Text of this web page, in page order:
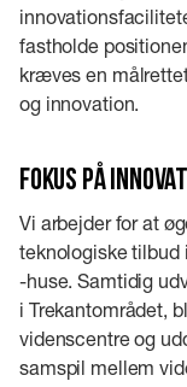
fastholde
kræves en
og innovation.
Fokus på
Vi arbejder for at
teknologiske tilbud
-huse. Samtidig
i Trekantområdet,
videnscentre og
samspil mellem